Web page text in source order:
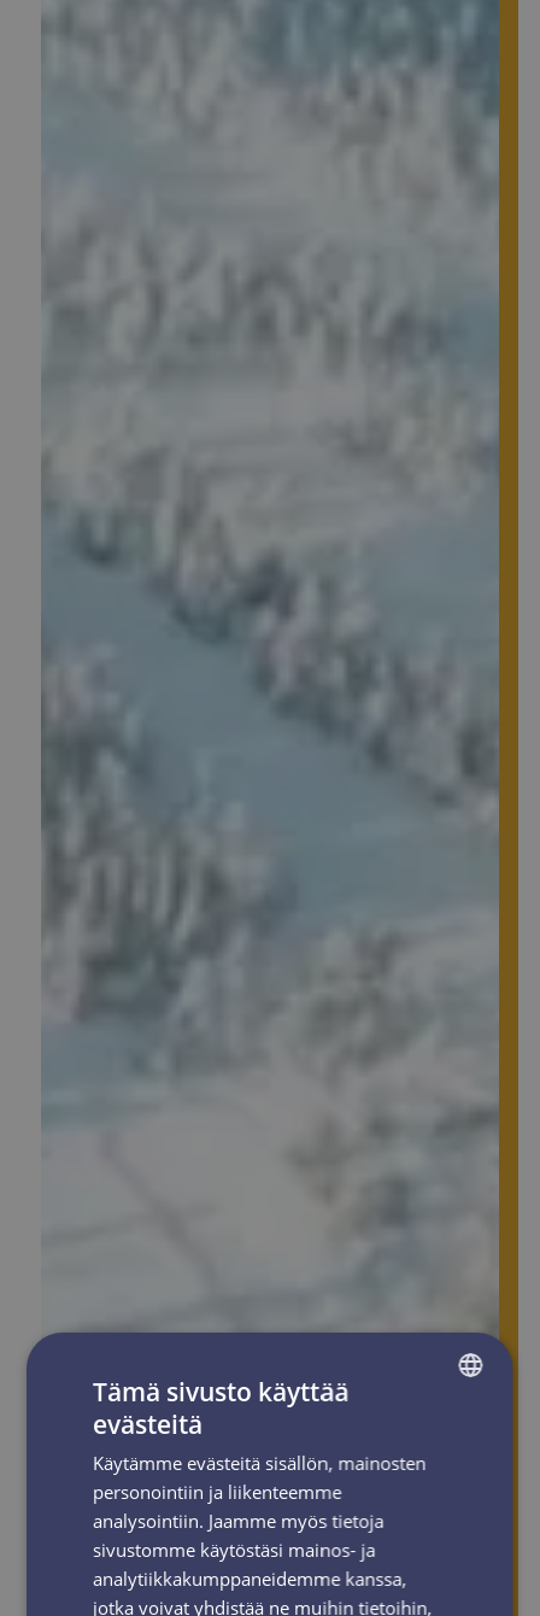
ENGLISH
Tämä sivusto käyttää
evästeitä
Käytämme evästeitä sisällön, mainosten
personointiin ja liikenteemme
analysointiin. Jaamme myös tietoja
sivustomme käytöstäsi mainos- ja
analytiikkakumppaneidemme kanssa,
jotka voivat yhdistää ne muihin tietoihin,